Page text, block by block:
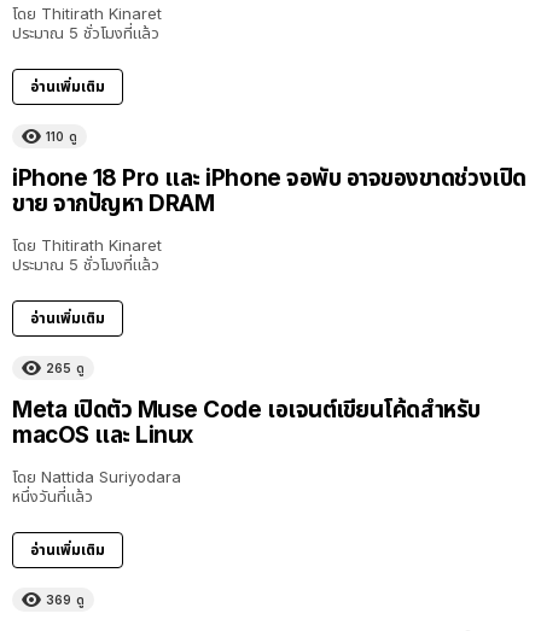
โดย Thitirath Kinaret
ประมาณ 5 ชั่วโมงที่แล้ว
อ่านเพิ่มเติม
110 ดู
iPhone 18 Pro และ iPhone จอพับ อาจของขาดช่วงเปิด
ขาย จากปัญหา DRAM
โดย Thitirath Kinaret
ประมาณ 5 ชั่วโมงที่แล้ว
อ่านเพิ่มเติม
265 ดู
Meta เปิดตัว Muse Code เอเจนต์เขียนโค้ดสำหรับ
macOS และ Linux
โดย Nattida Suriyodara
หนึ่งวันที่แล้ว
อ่านเพิ่มเติม
369 ดู